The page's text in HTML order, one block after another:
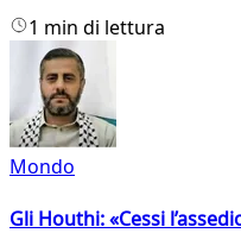
1 min di lettura
Mondo
Gli Houthi: «Cessi